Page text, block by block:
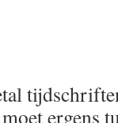
ergens